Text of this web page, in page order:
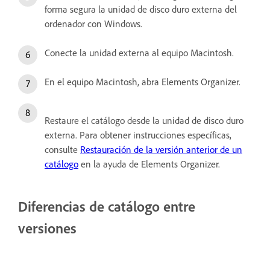
forma segura la unidad de disco duro externa del
ordenador con Windows.
Conecte la unidad externa al equipo Macintosh.
En el equipo Macintosh, abra Elements Organizer.
Restaure el catálogo desde la unidad de disco duro
externa. Para obtener instrucciones específicas,
consulte Restauración de la versión anterior de un
catálogo en la ayuda de Elements Organizer.
Diferencias de catálogo entre
versiones